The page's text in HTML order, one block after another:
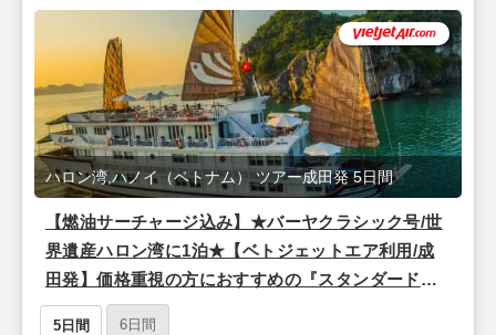
【燃油サーチャージ込み】★バーヤクラシック号/世
界遺産ハロン湾に1泊★【ベトジェットエア利用/成
田発】価格重視の方におすすめの『スタンダードホ
テル』宿泊ハノイ3泊5日
ハロン湾,ハノイ（ベトナム） ツアー成田発 5日間
5日間 6日間